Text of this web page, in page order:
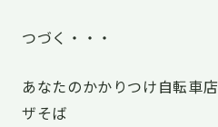
つづく・・・
あなたのかかりつけ自転車
ザそば